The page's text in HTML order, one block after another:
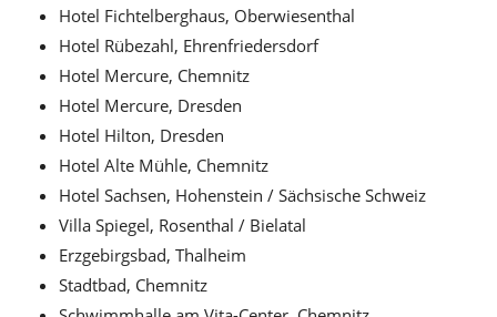
Hotel Fichtelberghaus, Oberwiesenthal
Hotel Rübezahl, Ehrenfriedersdorf
Hotel Mercure, Chemnitz
Hotel Mercure, Dresden
Hotel Hilton, Dresden
Hotel Alte Mühle, Chemnitz
Hotel Sachsen, Hohenstein / Sächsische Schweiz
Villa Spiegel, Rosenthal / Bielatal
Erzgebirgsbad, Thalheim
Stadtbad, Chemnitz